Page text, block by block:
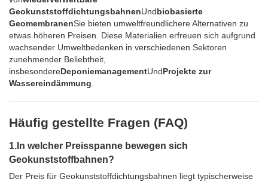
GeokunststoffdichtungsbahnenUndbiobasierte
GeomembranenSie bieten umweltfreundlichere Alternativen zu
etwas höheren Preisen. Diese Materialien erfreuen sich aufgrund
wachsender Umweltbedenken in verschiedenen Sektoren
zunehmender Beliebtheit,
insbesondereDeponiemanagementUndProjekte zur
Wassereindämmung
Häufig gestellte Fragen (FAQ)
1.In welcher Preisspanne bewegen sich
Geokunststoffbahnen?
Der Preis für Geokunststoffdichtungsbahnen liegt typischerweise